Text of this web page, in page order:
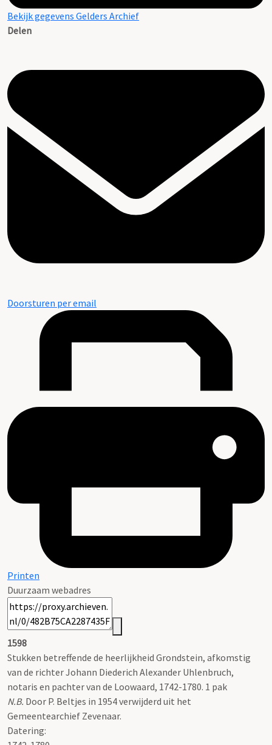
Bekijk gegevens Gelders Archief
Delen
Doorsturen per email
Printen
Duurzaam webadres
1598
Stukken betreffende de heerlijkheid Grondstein, afkomstig
van de richter Johann Diederich Alexander Uhlenbruch,
notaris en pachter van de Loowaard, 1742-1780. 1 pak
N.B. Door P. Beltjes in 1954 verwijderd uit het
Gemeentearchief Zevenaar.
Datering: